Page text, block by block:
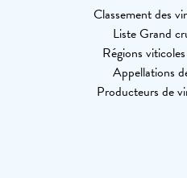
Classement des
Liste Grand
Régions
Appellations
Producteurs de